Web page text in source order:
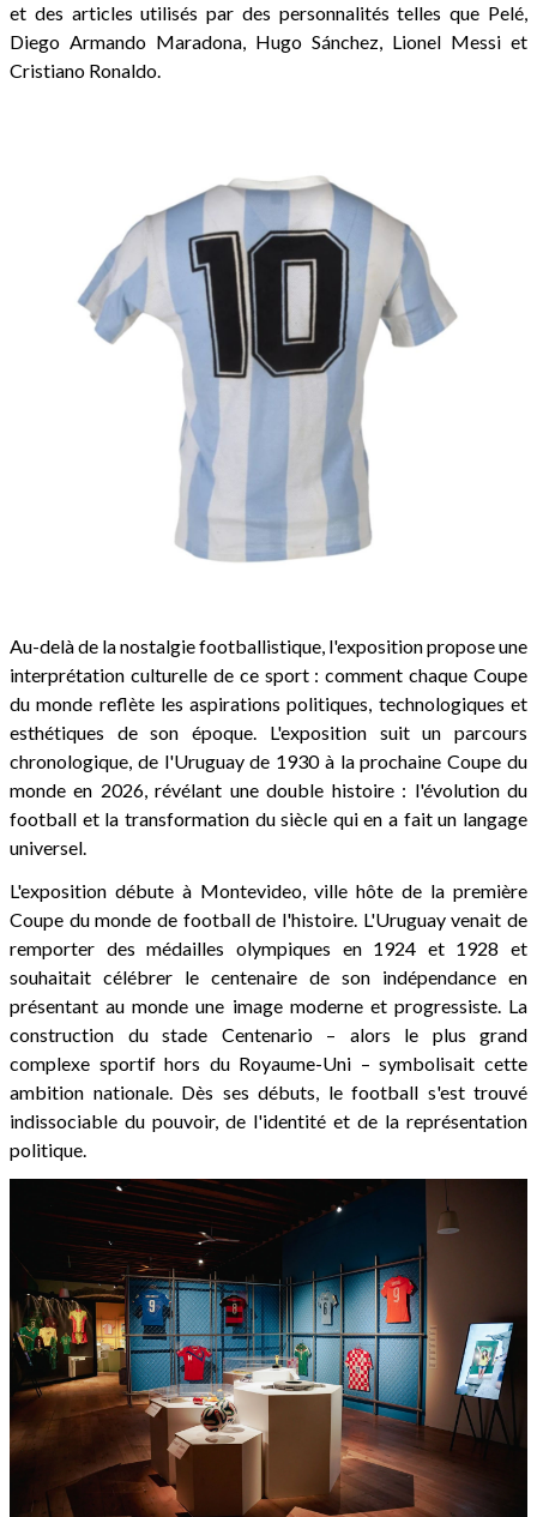
et des articles utilisés par des personnalités telles que Pelé,
Diego Armando Maradona, Hugo Sánchez, Lionel Messi et
Cristiano Ronaldo.
Au-delà de la nostalgie footballistique, l'exposition propose une
interprétation culturelle de ce sport : comment chaque Coupe
du monde reflète les aspirations politiques, technologiques et
esthétiques de son époque. L'exposition suit un parcours
chronologique, de l'Uruguay de 1930 à la prochaine Coupe du
monde en 2026, révélant une double histoire : l'évolution du
football et la transformation du siècle qui en a fait un langage
universel.
L'exposition débute à Montevideo, ville hôte de la première
Coupe du monde de football de l'histoire. L'Uruguay venait de
remporter des médailles olympiques en 1924 et 1928 et
souhaitait célébrer le centenaire de son indépendance en
présentant au monde une image moderne et progressiste. La
construction du stade Centenario – alors le plus grand
complexe sportif hors du Royaume-Uni – symbolisait cette
ambition nationale. Dès ses débuts, le football s'est trouvé
indissociable du pouvoir, de l'identité et de la représentation
politique.